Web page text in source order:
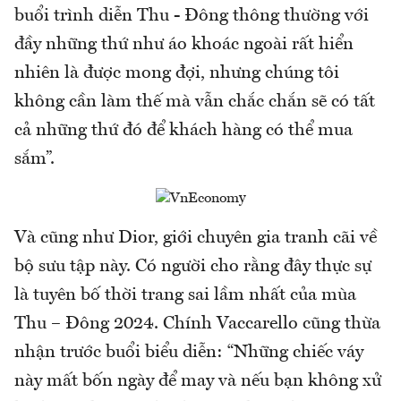
buổi trình diễn Thu - Đông thông thường với
đầy những thứ như áo khoác ngoài rất hiển
nhiên là được mong đợi, nhưng chúng tôi
không cần làm thế mà vẫn chắc chắn sẽ có tất
cả những thứ đó để khách hàng có thể mua
sắm”.
Và cũng như Dior, giới chuyên gia tranh cãi về
bộ sưu tập này. Có người cho rằng đây thực sự
là tuyên bố thời trang sai lầm nhất của mùa
Thu – Đông 2024. Chính Vaccarello cũng thừa
nhận trước buổi biểu diễn: “Những chiếc váy
này mất bốn ngày để may và nếu bạn không xử